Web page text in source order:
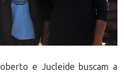
e Jucleide buscam a